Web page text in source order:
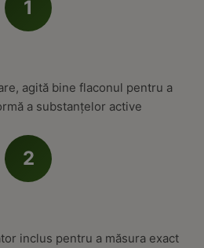
1
agită bine flaconul pentru a
a substanțelor active
2
inclus pentru a măsura exact